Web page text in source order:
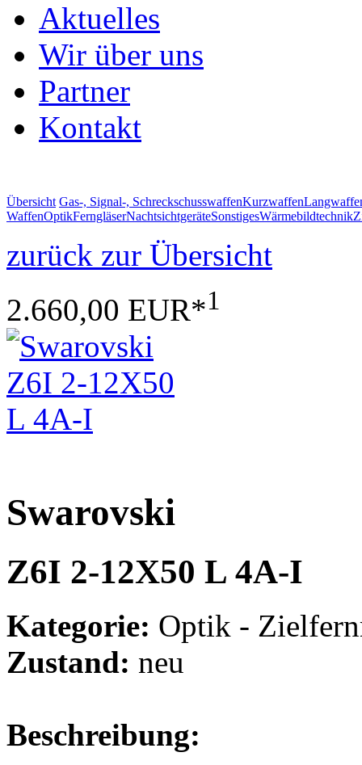
Aktuelles
Wir über uns
Partner
Kontakt
Übersicht Gas-, Signal-, SchreckschusswaffenKurzwaffen
WaffenOptikFerngläserNachtsichtgeräteSonstigesWärmebildtechnik
zurück zur Übersicht
2.660,00 EUR*1
Swarovski
Z6I 2-12X50 L 4A-I
Kategorie: Optik -
Zustand: neu
Beschreibung: